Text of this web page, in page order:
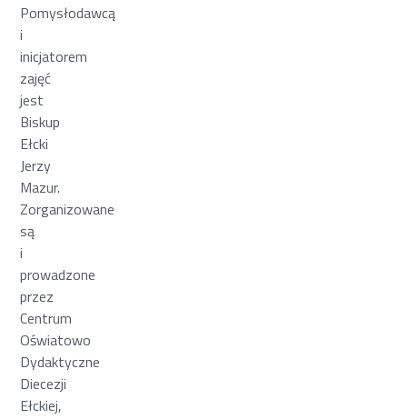
Pomysłodawcą
i
inicjatorem
zajęć
jest
Biskup
Ełcki
Jerzy
Mazur.
Zorganizowane
są
i
prowadzone
przez
Centrum
Oświatowo
Dydaktyczne
Diecezji
Ełckiej,